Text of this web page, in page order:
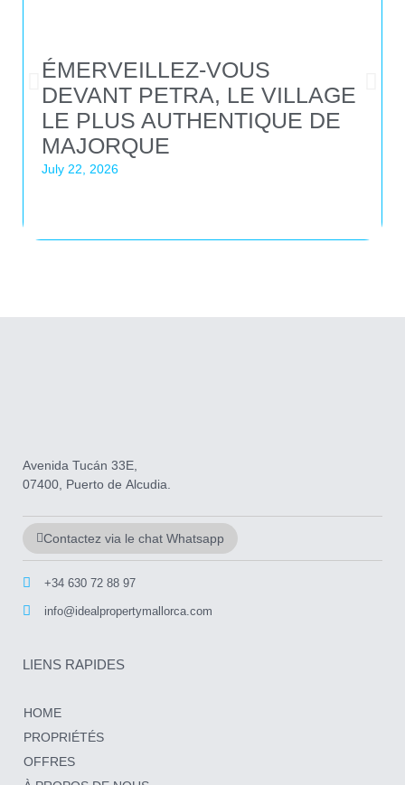
ÉMERVEILLEZ-VOUS
DEVANT PETRA, LE VILLAGE
LE PLUS AUTHENTIQUE DE
MAJORQUE
July 22, 2026
Avenida Tucán 33E,
07400, Puerto de Alcudia.
Contactez via le chat Whatsapp
+34 630 72 88 97
info@idealpropertymallorca.com
LIENS RAPIDES
HOME
PROPRIÉTÉS
OFFRES